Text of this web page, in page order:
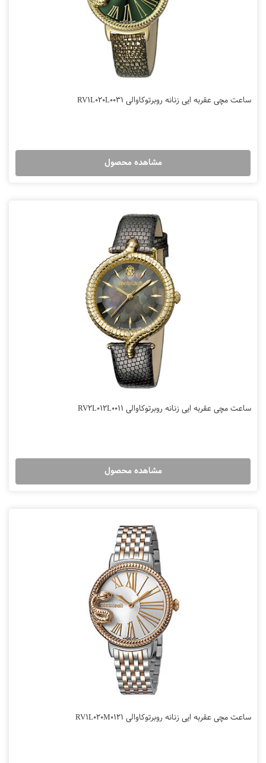
ساعت مچی عقربه ایی زنانه روبرتوکاوالی RV1L020L0031
مشاهده محصول
ساعت مچی عقربه ایی زنانه روبرتوکاوالی RV2L012L0011
مشاهده محصول
ساعت مچی عقربه ایی زنانه روبرتوکاوالی RV1L020M0121